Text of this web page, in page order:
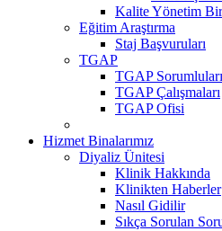
Kalite Yönetim
Eğitim Araştırma
Staj Başvuruları
TGAP
TGAP Sorumluları
TGAP Çalışmaları
TGAP Ofisi
Hizmet Binalarımız
Diyaliz Ünitesi
Klinik Hakkında
Klinikten Haberler
Nasıl Gidilir
Sıkça Sorulan